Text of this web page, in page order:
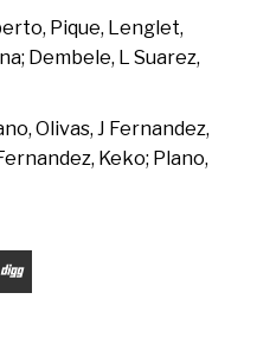
Pique, Lenglet,
Dembele, L Suarez,
Olivas, J Fernandez,
Keko; Plano,